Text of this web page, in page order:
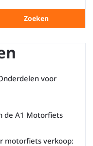
Zoeken
voor
de A1 Motorfiets
motorfiets verkoop: